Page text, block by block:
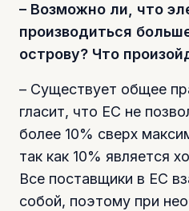
– Возможно ли, что
производиться
острову? Что
– Существует общее
гласит, что ЕС не
более 10% сверх
так как 10% является
Все поставщики в ЕС
собой, поэтому при